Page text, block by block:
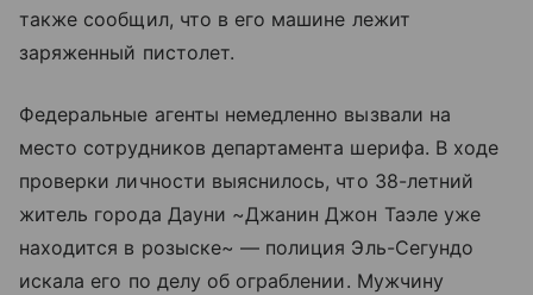
также сообщил, что в его машине лежит
заряженный пистолет.
Федеральные агенты немедленно вызвали на
место сотрудников департамента шерифа. В ходе
проверки личности выяснилось, что 38-летний
житель города Дауни ~Джанин Джон Таэле уже
находится в розыске~ — полиция Эль-Сегундо
искала его по делу об ограблении. Мужчину